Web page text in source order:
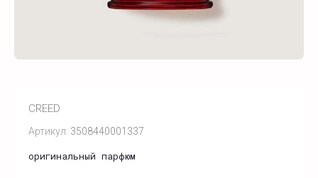
Артикул: 3508440001337
CREED
оригинальный парфюм